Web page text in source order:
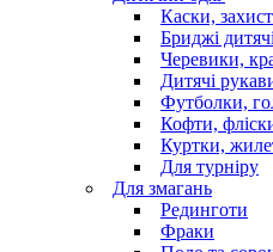
Каски, захист
Бриджі дитячі
Черевики,
Дитячі
Футболки,
Кофти,
Куртки,
Для турніру
Для змагань
Рединготи
Фраки